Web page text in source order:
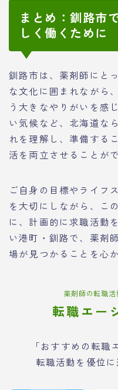
まとめ：釧路市
しく働くために
釧路市は、薬剤師にと
な文化に囲まれながら
う大きなやりがいを感
い気候など、北海道な
れを理解し、準備する
活を両立させることが
ご自身の目標やライフ
を大切にしながら、こ
に、計画的に求職活動
い港町・釧路で、薬剤
場が見つかることを心
薬剤師の転職
転職エー
「おすすめの転職
転職活動を優位